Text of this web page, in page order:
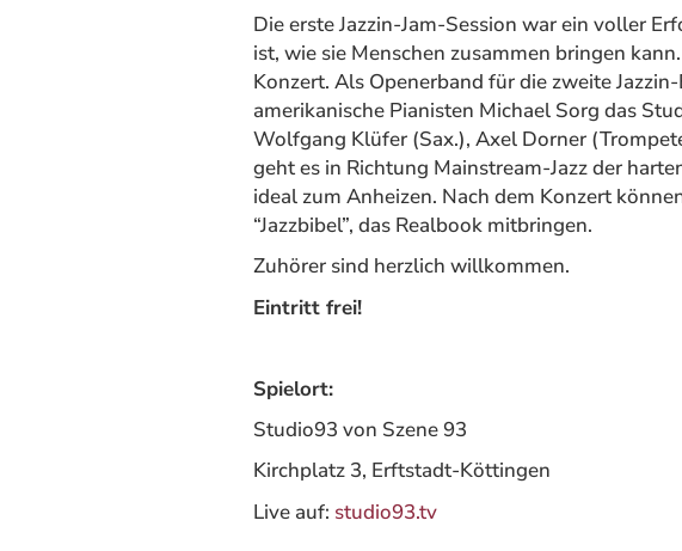
Die erste Jazzin-Jam-Session war ein voller
ist, wie sie Menschen zusammen bringen
Konzert. Als Openerband für die zweite
amerikanische Pianisten Michael Sorg das
Wolfgang Klüfer (Sax.), Axel Dorner
geht es in Richtung Mainstream-Jazz der
ideal zum Anheizen. Nach dem Konzert
“Jazzbibel”, das Realbook mitbringen.
Zuhörer sind herzlich willkommen.
Eintritt frei!
Spielort:
Studio93 von Szene 93
Kirchplatz 3, Erftstadt-Köttingen
Live auf: studio93.tv